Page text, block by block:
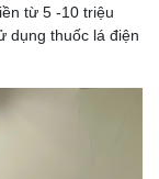
từ 5 -10 triệu
dụng thuốc lá điện